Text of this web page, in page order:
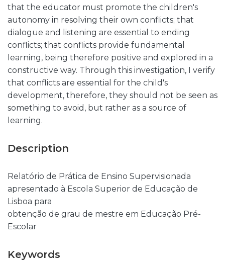
that the educator must promote the children's
autonomy in resolving their own conflicts; that
dialogue and listening are essential to ending
conflicts; that conflicts provide fundamental
learning, being therefore positive and explored in a
constructive way. Through this investigation, I verify
that conflicts are essential for the child's
development, therefore, they should not be seen as
something to avoid, but rather as a source of
learning.
Description
Relatório de Prática de Ensino Supervisionada
apresentado à Escola Superior de Educação de
Lisboa para
obtenção de grau de mestre em Educação Pré-
Escolar
Keywords